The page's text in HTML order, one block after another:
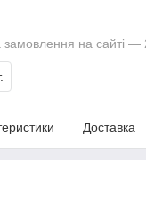
замовлення на сайті —
Доставка